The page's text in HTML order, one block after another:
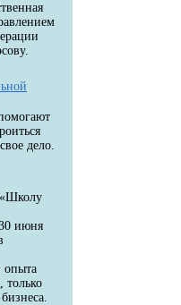
дело.
июня
опыта
только